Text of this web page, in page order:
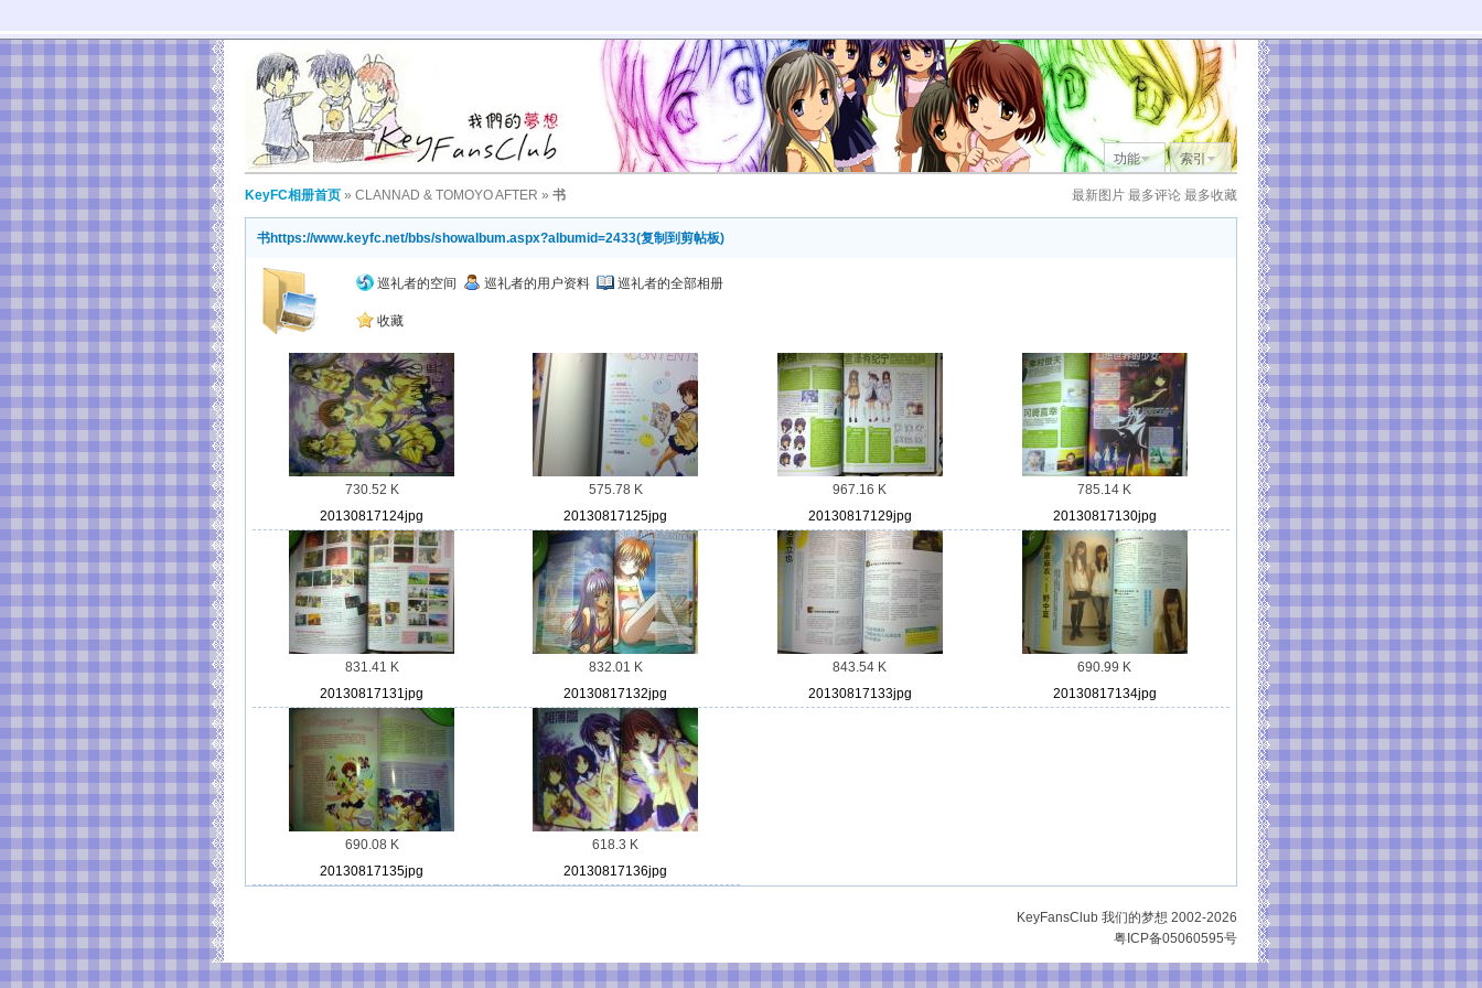
功能 索引
最新图片 最多评论 最多收藏
KeyFC相册首页 » CLANNAD & TOMOYO AFTER » 书
书https://www.keyfc.net/bbs/showalbum.aspx?albumid=2433(复制到剪帖板)
巡礼者的空间 巡礼者的用户资料 巡礼者的全部相册
收藏
730.52 K
20130817124jpg
575.78 K
20130817125jpg
967.16 K
20130817129jpg
785.14 K
20130817130jpg
831.41 K
20130817131jpg
832.01 K
20130817132jpg
843.54 K
20130817133jpg
690.99 K
20130817134jpg
690.08 K
20130817135jpg
618.3 K
20130817136jpg
KeyFansClub 我们的梦想 2002-2026
粤ICP备05060595号